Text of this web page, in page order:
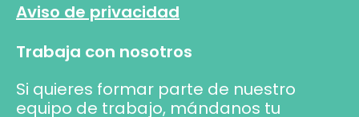
Aviso de privacidad
Trabaja con nosotros
Si quieres formar parte de nuestro
equipo de trabajo, mándanos tu